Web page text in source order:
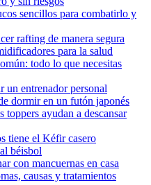
sencillos para combatirlo y
rafting de manera segura
para la salud
todo lo que necesitas
un entrenador personal
dormir en un futón japonés
toppers ayudan a descansar
tiene el Kéfir casero
béisbol
con mancuernas en casa
causas y tratamientos